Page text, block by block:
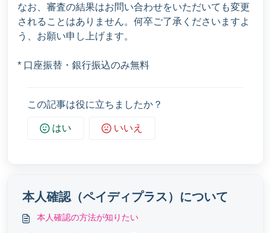
なお、審査の結果はお問い合わせをいただいても変更
されることはありません。何卒ご了承くださいますよ
う、お願い申し上げます。
* 口座振替・銀行振込のみ無料
この記事は役に立ちましたか？
はい いいえ
本人確認（ペイディプラス）について
本人確認の方法が知りたい